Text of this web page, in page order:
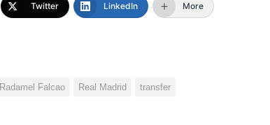
Twitter LinkedIn More
Radamel Falcao Real Madrid transfer